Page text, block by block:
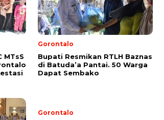
MTsS
Gorontalo
Bupati Resmikan RTLH Baznas
di Batuda’a Pantai. 50 Warga
Dapat Sembako
Gorontalo